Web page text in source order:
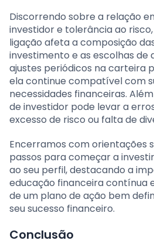
Discorrendo sobre a relação
investidor e tolerância ao
ligação afeta a composição
investimento e as escolhas de
ajustes periódicos na carteira
ela continue compatível com
necessidades financeiras.
de investidor pode levar a
excesso de risco ou falta de
Encerramos com orientações
passos para começar a
ao seu perfil, destacando a
educação financeira contínua
de um plano de ação bem
seu sucesso financeiro.
Conclusão